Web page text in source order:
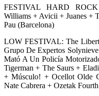
FESTIVAL HARD
Williams + Avicii + Juanes +
Pau (Barcelona)
LOW FESTIVAL: The
Grupo De Expertos
Mató A Un Policía
Tigerman + The Saurs +
+ Músculo! + Ocellot Olde
Nate Cabrera + Ozetak